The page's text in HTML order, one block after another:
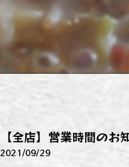
【全店】営業時間の
2021/09/29